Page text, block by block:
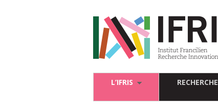
L’IFRIS RECHERCHE